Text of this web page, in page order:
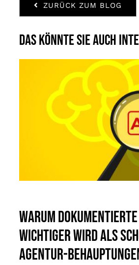
ZURÜCK ZUM BLOG
Das könnte Sie auch
Warum
wichtiger wird als
Agentur-